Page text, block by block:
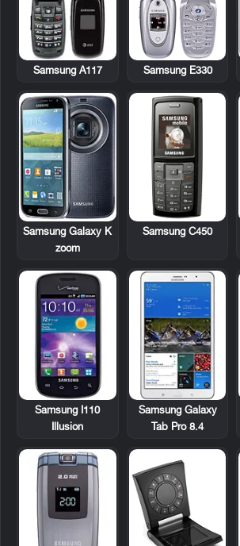
Samsung E330
Samsung A117
Samsung C450
Samsung Galaxy K
zoom
Samsung Galaxy
Tab Pro 8.4
Samsung I110
Illusion